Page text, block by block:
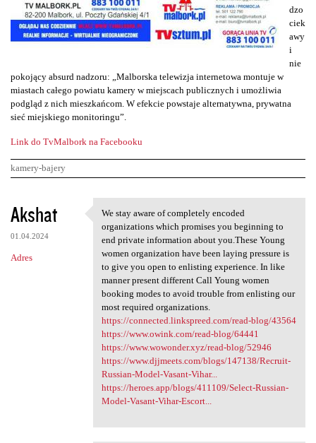
dzo
ciek
awy
i
nie
pokojący absurd nadzoru: „Malborska telewizja internetowa montuje w
miastach całego powiatu kamery w miejscach publicznych i umożliwia
podgląd z nich mieszkańcom. W efekcie powstaje alternatywna, prywatna
sieć miejskiego monitoringu”.
Link do TvMalbork na Facebooku
kamery-bajery
K
o
m
e
Akshat
01.04.2024
Adres
We stay aware of completely
We stay aware of completely encoded
organizations which promises you beginning to
end private information about you.These Young
women organization have been laying pressure is
to give you open to enlisting experience. In like
manner present different Call Young women
booking modes to avoid trouble from enlisting our
most required organizations.
https://connected.linkspreed.com/read-blog/43564
https://www.owink.com/read-blog/64441
https://www.wowonder.xyz/read-blog/52946
https://www.djjmeets.com/blogs/147138/Recruit-
Russian-Model-Vasant-Vihar...
https://heroes.app/blogs/411109/Select-Russian-
Model-Vasant-Vihar-Escort...